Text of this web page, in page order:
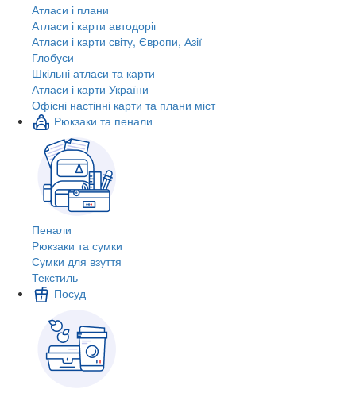
Атласи і плани
Атласи і карти автодоріг
Атласи і карти світу, Європи, Азії
Глобуси
Шкільні атласи та карти
Атласи і карти України
Офісні настінні карти та плани міст
Рюкзаки та пенали
Пенали
Рюкзаки та сумки
Сумки для взуття
Текстиль
Посуд